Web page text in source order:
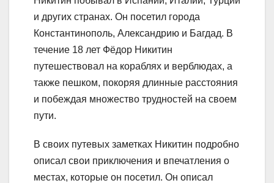
и других странах. Он посетил города
Константинополь, Александрию и Багдад. В
течение 18 лет Фёдор Никитин
путешествовал на кораблях и верблюдах, а
также пешком, покоряя длинные расстояния
и побеждая множество трудностей на своем
пути.
В своих путевых заметках Никитин подробно
описал свои приключения и впечатления о
местах, которые он посетил. Он описал